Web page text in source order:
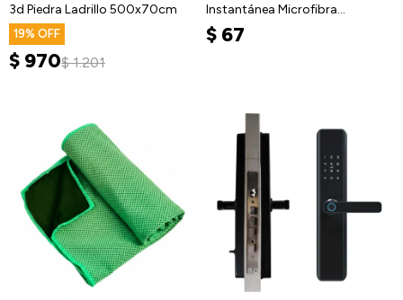
3d Piedra Ladrillo 500x70cm
19
$ 970$ 1.201
Instantánea Microfibra
90×30cm
$ 67